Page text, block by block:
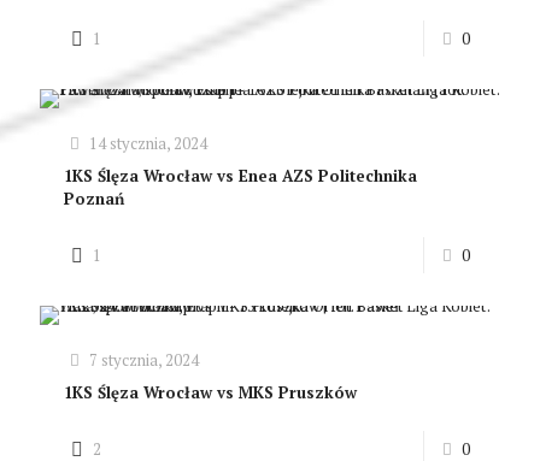
1 0
14 stycznia, 2024
1KS Ślęza Wrocław vs Enea AZS Politechnika
Poznań
1 0
7 stycznia, 2024
1KS Ślęza Wrocław vs MKS Pruszków
2 0